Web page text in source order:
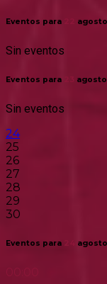
Eventos para agosto
Sin eventos
Eventos para agosto
Sin eventos
24
25
26
27
28
29
30
Eventos para agosto